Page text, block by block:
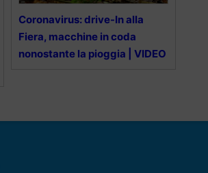
Coronavirus: drive-In alla
Fiera, macchine in coda
nonostante la pioggia | VIDEO